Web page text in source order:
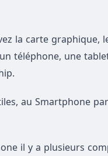
la carte
téléphone, une
au Smartphone
il y a plusieurs